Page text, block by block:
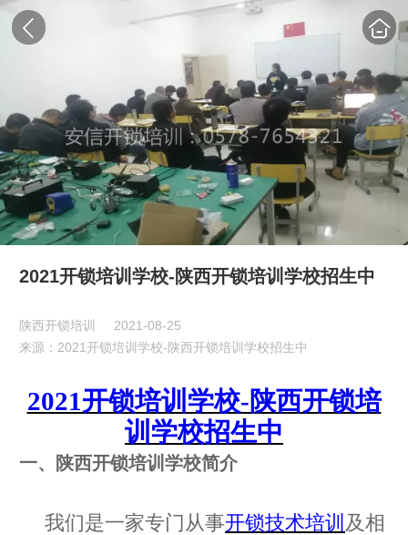
2021开锁培训学校-陕西开锁培训学校招生中
陕西开锁培训
2021-08-25
来源：2021开锁培训学校-陕西开锁培训学校招生中
2021开锁培训学校-陕西开锁培
训学校招生中
一、陕西开锁培训学校简介
我们是一家专门从事开锁技术培训 及相